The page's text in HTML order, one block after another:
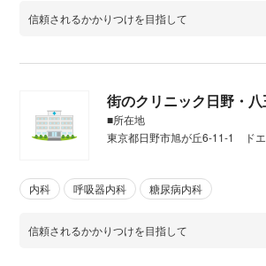
信頼されるかかりつけを目指して
街のクリニック日野・
■所在地
東京都日野市旭が丘6-11-1 ド
内科 呼吸器内科 糖尿病内科
信頼されるかかりつけを目指して